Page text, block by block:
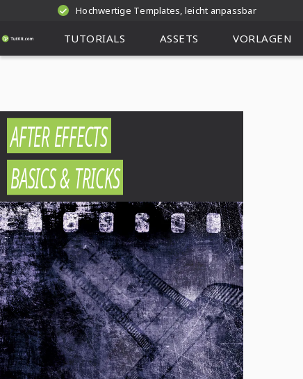
Hochwertige Templates, leicht anpassbar
TUTORIALS ASSETS VORLAGEN
AFTER EFFECTS
BASICS & TRICKS